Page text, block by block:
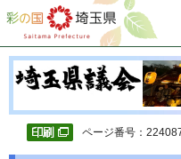
彩の国 埼玉県
ページ番号：